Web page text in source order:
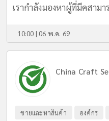
เรากำลังมองหาผู้ที่มีคสาม
10:00 | 06 พ.ค. 69
China Craft
ขายและหาสินค้า องค์กร